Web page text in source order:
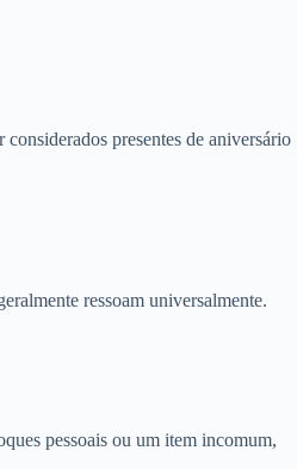
presentes de aniversário
ressoam universalmente.
pessoais ou um item incomum,